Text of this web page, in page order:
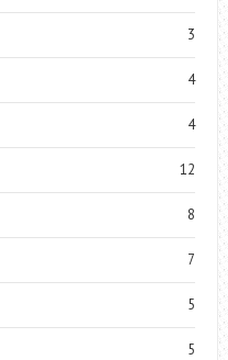
3
4
4
12
8
7
5
5